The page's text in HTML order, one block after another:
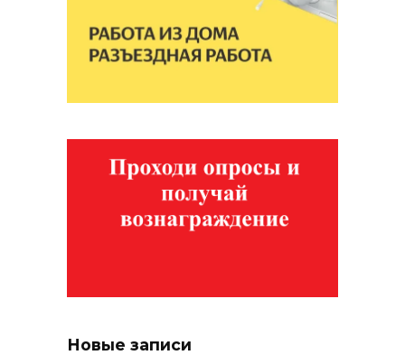
Новые записи